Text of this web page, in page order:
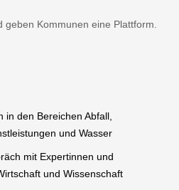
Kommunen eine Plattform.
in den Bereichen Abfall,
und Wasser
mit Expertinnen und
und Wissenschaft